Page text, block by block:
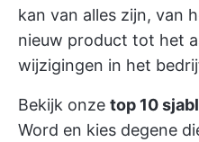
kan van alles zijn, van
nieuw product tot het
wijzigingen in het
Bekijk onze top 10
Word en kies degene